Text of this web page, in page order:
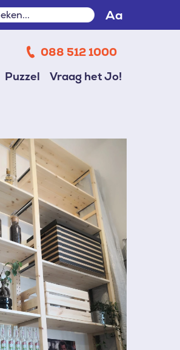
Aa
088 512 1000
Puzzel Vraag het Jo!